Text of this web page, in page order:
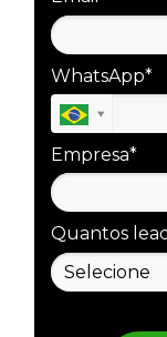
WhatsApp*
Empresa*
Quantos